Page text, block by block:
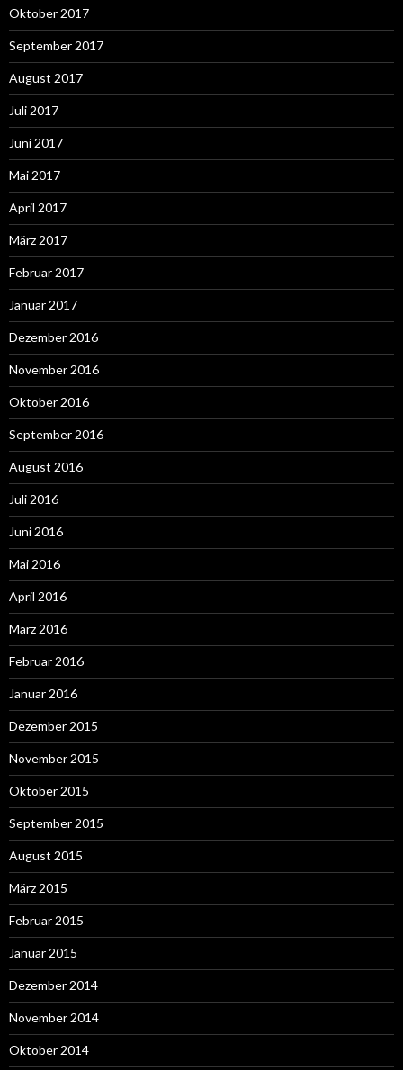
Oktober 2017
September 2017
August 2017
Juli 2017
Juni 2017
Mai 2017
April 2017
März 2017
Februar 2017
Januar 2017
Dezember 2016
November 2016
Oktober 2016
September 2016
August 2016
Juli 2016
Juni 2016
Mai 2016
April 2016
März 2016
Februar 2016
Januar 2016
Dezember 2015
November 2015
Oktober 2015
September 2015
August 2015
März 2015
Februar 2015
Januar 2015
Dezember 2014
November 2014
Oktober 2014